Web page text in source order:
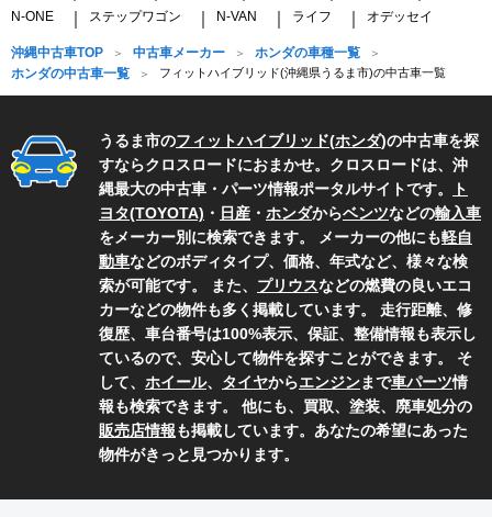
N-ONE ステップワゴン N-VAN ライフ オデッセイ
沖縄中古車TOP 中古車メーカー
ホンダの車種一覧
ホンダの中古車一覧
フィットハイブリッド(沖縄県うるま市)の中古車一覧
うるま市のフィットハイブリッド(ホンダ)の中古車を探
すならクロスロードにおまかせ。クロスロードは、沖
縄最大の中古車・パーツ情報ポータルサイトです。
ト
ヨタ(TOYOTA) ・ 日産 ・ ホンダからベンツなどの輸入車
をメーカー別に検索できます。 メーカーの他にも軽自
動車などのボディタイプ、価格、年式など、様々な検
索が可能です。 また、 プリウスなどの燃費の良いエコ
カーなどの物件も多く掲載しています。 走行距離、修
復歴、車台番号は100%表示、保証、整備情報も表示し
ているので、安心して物件を探すことができます。 そ
して、 ホイール、 タイヤからエンジンまで車パーツ情
報も検索できます。 他にも、買取、塗装、廃車処分の
販売店情報も掲載しています。あなたの希望にあった
物件がきっと見つかります。